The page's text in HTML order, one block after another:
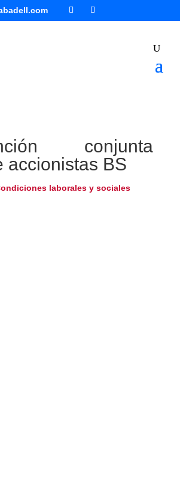
conjunta
accionistas BS
laborales y sociales